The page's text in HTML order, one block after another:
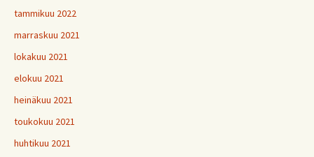
tammikuu 2022
marraskuu 2021
lokakuu 2021
elokuu 2021
heinäkuu 2021
toukokuu 2021
huhtikuu 2021